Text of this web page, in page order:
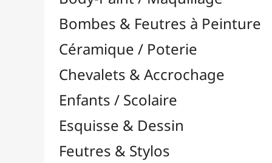
Feutres & Stylos
Librairie / Livres
Loisirs Créatifs
Médiums, Vernis & Colles
Apprêts / Gessos 
Colles & Adhésifs 
Colle Vinyliques
Colles à Bois
Colles en Gel / Universelles